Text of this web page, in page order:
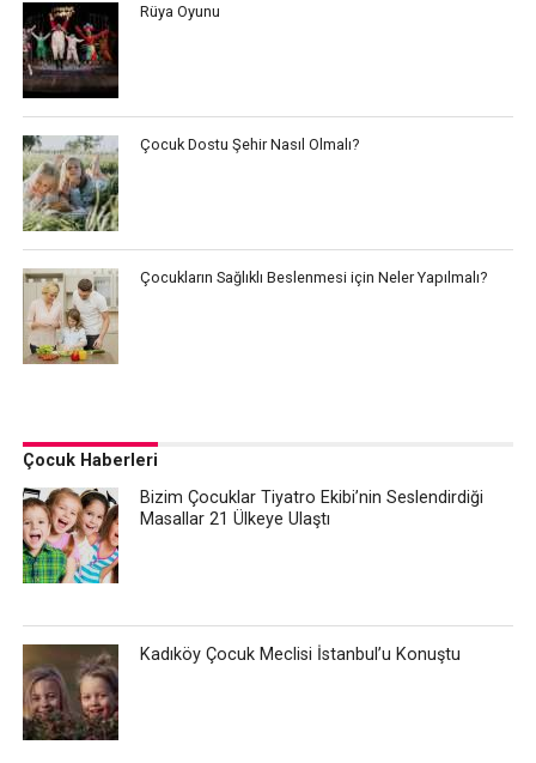
Rüya Oyunu
Çocuk Dostu Şehir Nasıl Olmalı?
Çocukların Sağlıklı Beslenmesi için Neler Yapılmalı?
Çocuk Haberleri
Bizim Çocuklar Tiyatro Ekibi’nin Seslendirdiği
Masallar 21 Ülkeye Ulaştı
Kadıköy Çocuk Meclisi İstanbul’u Konuştu